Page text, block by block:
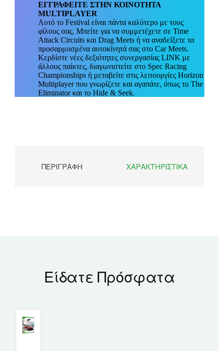
ΕΓΓΡΑΦΕΙΤΕ ΣΤΗΝ ΚΟΙΝΟΤΗΤΑ
MULTIPLAYER
Αυτό το Festival είναι πάντα καλύτερο με τους
φίλους σας. Μπείτε για να συμμετέχετε σε Time
Attack Circuits καιDrag Meets ή να αναδείξετε τα
προσαρμοσμένα αυτοκίνητά σας στο CarMeets.
Κερδίστε νέες δεξιότητες συνεργασίας LINK με
άλλους παίκτες, διαγωνιστείτε στο Spec Racing
Championships ή μεταβείτε στις λειτουργίες Horizon
Multiplayerπου γνωρίζετε και αγαπάτε, όπως το The
Eliminatorκαι το Hide & Seek.
ΠΕΡΙΓΡΑΦΉ ΧΑΡΑΚΤΗΡΙΣΤΙΚΆ
Είδατε Πρόσφατα